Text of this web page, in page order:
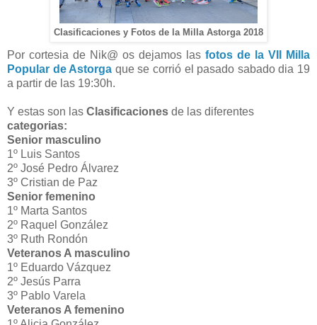
Clasificaciones y Fotos de la Milla Astorga 2018
Por cortesia de Nik@ os dejamos las fotos de la VII Milla
Popular de Astorga que se corrió el pasado sabado dia 19
a partir de las 19:30h.
Y estas son las Clasificaciones de las diferentes
categorias:
Senior masculino
1º Luis Santos
2º José Pedro Álvarez
3º Cristian de Paz
Senior femenino
1º Marta Santos
2º Raquel González
3º Ruth Rondón
Veteranos A masculino
1º Eduardo Vázquez
2º Jesús Parra
3º Pablo Varela
Veteranos A femenino